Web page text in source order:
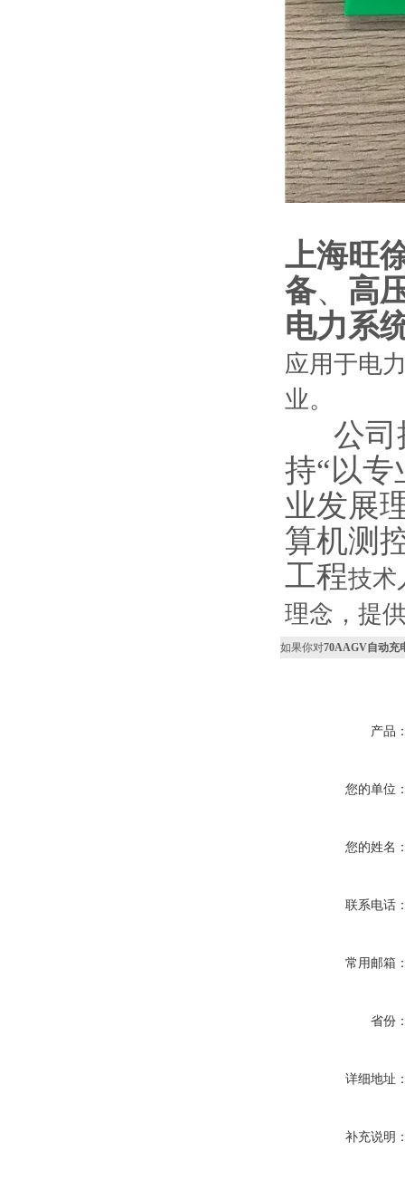
上海旺
备、 高
电力系
应用于电
业。
公司
持“以
业发展
算机测
工程技术
理念，提
如果你对70AAGV自动充
产品
您的单位
您的姓名
联系电话
常用邮箱
省份
详细地址
补充说明